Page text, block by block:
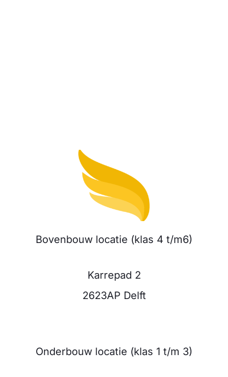
Bovenbouw locatie (klas 4 t/m6)
Karrepad 2
2623AP Delft
Onderbouw locatie (klas 1 t/m 3)